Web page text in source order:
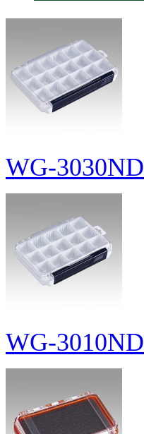
WG-3030ND
WG-3010ND